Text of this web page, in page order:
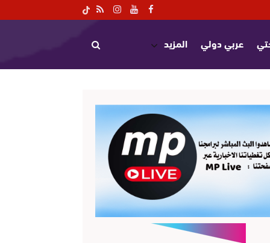
عربي دولي المزيد